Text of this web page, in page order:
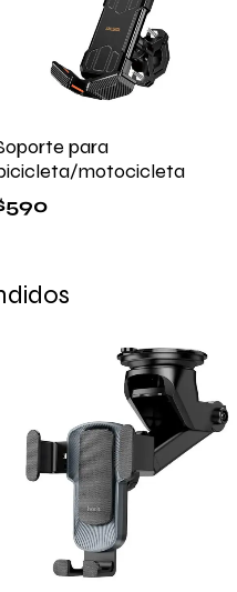
para
motocicleta
590